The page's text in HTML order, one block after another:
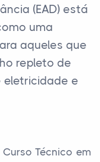
(EAD) está
uma
aqueles que
repleto de
e
Técnico em